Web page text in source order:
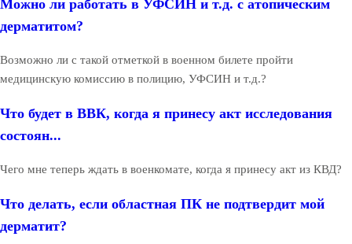
Можно ли работать в УФСИН и т.д. с атопическим
дерматитом?
Возможно ли с такой отметкой в военном билете пройти
медицинскую комиссию в полицию, УФСИН и т.д.?
Что будет в ВВК, когда я принесу акт исследования
состоян...
Чего мне теперь ждать в военкомате, когда я принесу акт из КВД?
Что делать, если областная ПК не подтвердит мой
дерматит?